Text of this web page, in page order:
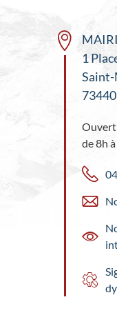
1
de 8h